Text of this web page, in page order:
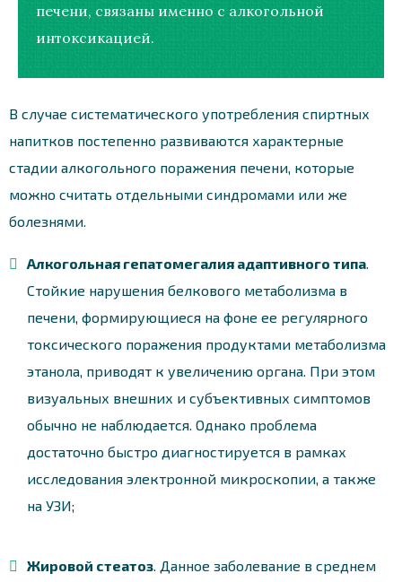
печени, связаны именно с алкогольной
интоксикацией.
В случае систематического употребления спиртных
напитков постепенно развиваются характерные
стадии алкогольного поражения печени, которые
можно считать отдельными синдромами или же
болезнями.
Алкогольная гепатомегалия адаптивного типа
Стойкие нарушения белкового метаболизма в
печени, формирующиеся на фоне ее регулярного
токсического поражения продуктами метаболизма
этанола, приводят к увеличению органа. При этом
визуальных внешних и субъективных симптомов
обычно не наблюдается. Однако проблема
достаточно быстро диагностируется в рамках
исследования электронной микроскопии, а также
на УЗИ;
Жировой стеатоз . Данное заболевание в среднем